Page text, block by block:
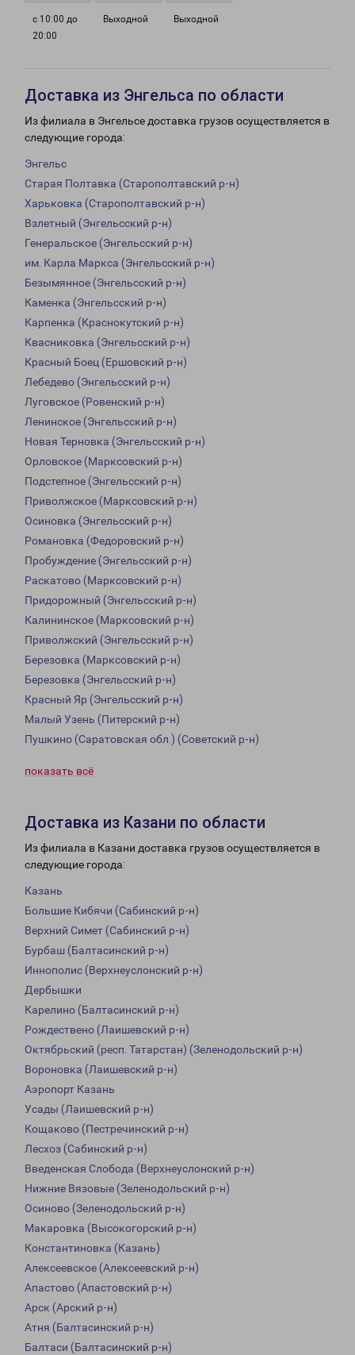
с 10:00 до
20:00
Выходной Выходной
Доставка из Энгельса по области
Из филиала в Энгельсе доставка грузов осуществляется в
следующие города:
Энгельс
Старая Полтавка (Старополтавский р-н)
Харьковка (Старополтавский р-н)
Взлетный (Энгельсский р-н)
Генеральское (Энгельсский р-н)
им. Карла Маркса (Энгельсский р-н)
Безымянное (Энгельсский р-н)
Каменка (Энгельсский р-н)
Карпенка (Краснокутский р-н)
Квасниковка (Энгельсский р-н)
Красный Боец (Ершовский р-н)
Лебедево (Энгельсский р-н)
Луговское (Ровенский р-н)
Ленинское (Энгельсский р-н)
Новая Терновка (Энгельсский р-н)
Орловское (Марксовский р-н)
Подстепное (Энгельсский р-н)
Приволжское (Марксовский р-н)
Осиновка (Энгельсский р-н)
Романовка (Федоровский р-н)
Пробуждение (Энгельсский р-н)
Раскатово (Марксовский р-н)
Придорожный (Энгельсский р-н)
Калининское (Марксовский р-н)
Приволжский (Энгельсский р-н)
Березовка (Марксовский р-н)
Березовка (Энгельсский р-н)
Красный Яр (Энгельсский р-н)
Малый Узень (Питерский р-н)
Пушкино (Саратовская обл.) (Советский р-н)
показать всё
Доставка из Казани по области
Из филиала в Казани доставка грузов осуществляется в
следующие города:
Казань
Большие Кибячи (Сабинский р-н)
Верхний Симет (Сабинский р-н)
Бурбаш (Балтасинский р-н)
Иннополис (Верхнеуслонский р-н)
Дербышки
Карелино (Балтасинский р-н)
Рождествено (Лаишевский р-н)
Октябрьский (респ. Татарстан) (Зеленодольский р-н)
Вороновка (Лаишевский р-н)
Аэропорт Казань
Усады (Лаишевский р-н)
Кощаково (Пестречинский р-н)
Лесхоз (Сабинский р-н)
Введенская Слобода (Верхнеуслонский р-н)
Нижние Вязовые (Зеленодольский р-н)
Осиново (Зеленодольский р-н)
Макаровка (Высокогорский р-н)
Константиновка (Казань)
Алексеевское (Алексеевский р-н)
Апастово (Апастовский р-н)
Арск (Арский р-н)
Атня (Балтасинский р-н)
Балтаси (Балтасинский р-н)